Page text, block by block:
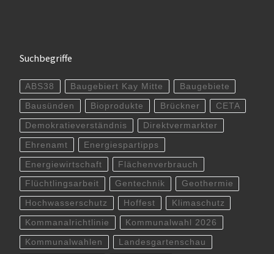
Suchbegriffe
ABS38 Baugebiert Kay Mitte Baugebiete
Bausünden Bioprodukte Brückner CETA
Demokratieverständnis Direktvermarkter
Ehrenamt Energiespartipps
Energiewirtschaft Flächenverbrauch
Flüchtlingsarbeit Gentechnik Geothermie
Hochwasserschutz Hoffest Klimaschutz
Kommanalrichtlinie Kommunalwahl 2026
Kommunalwahlen Landesgartenschau